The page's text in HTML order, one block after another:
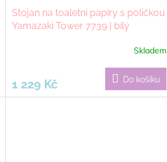
Stojan na toaletní papíry s poličkou
Yamazaki Tower 7739 | bílý
Skladem
1 229 Kč Do košíku